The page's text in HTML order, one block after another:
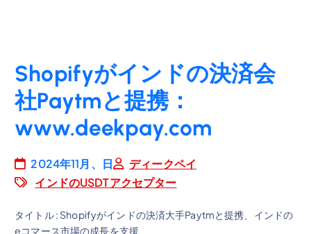
Shopifyがインドの決済会
社Paytmと提携：
www.deekpay.com
2024年11月、日
ディークペイ
インドのUSDTアクセプター
タイトル : Shopifyがインドの決済大手Paytmと提携、インドの
eコマース市場の成長を支援